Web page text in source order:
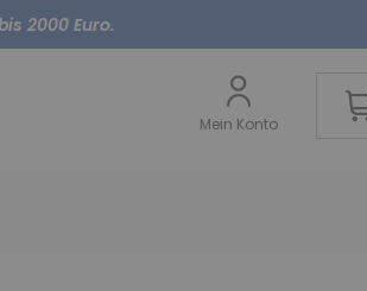
2000 Euro.
Mein Konto